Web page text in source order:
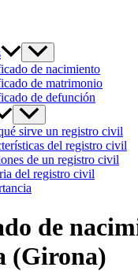
de nacimiento
de matrimonio
de defunción
sirve un registro civil
del registro civil
de un registro civil
del registro civil
de
(Girona)